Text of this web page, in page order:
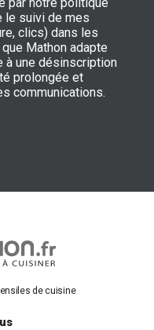
le suivi de mes
clics) dans les
Mathon adapte
à une désinscription
prolongée et
communications.
de cuisine